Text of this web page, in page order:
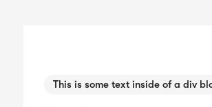
This is some text inside of a div